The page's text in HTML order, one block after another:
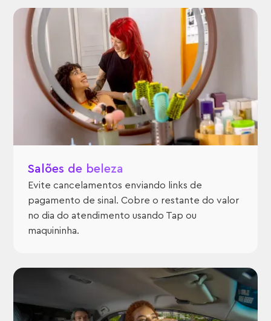
Salões de beleza
Evite cancelamentos enviando links de
pagamento de sinal. Cobre o restante do valor
no dia do atendimento usando Tap ou
maquininha.